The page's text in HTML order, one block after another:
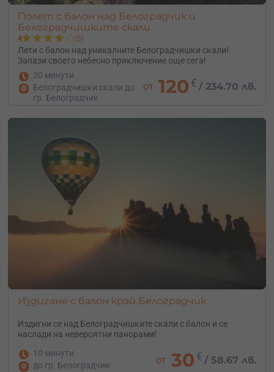
Полет с балон над Белоградчик и
Белоградчишките скали
4 (5)
Лети с балон над уникалните Белоградчишки скали!
Запази своето небесно приключение още сега!
30 минути
Белоградчишки скали до
гр. Белоградчик
от 120 € /234.70 лв.
Издигане с балон край Белоградчик
Издигни се над Белоградчишките скали с балон и се
наслади на невероятни панорами!
10 минути
до гр. Белоградчик
от 30 € /58.67 лв.